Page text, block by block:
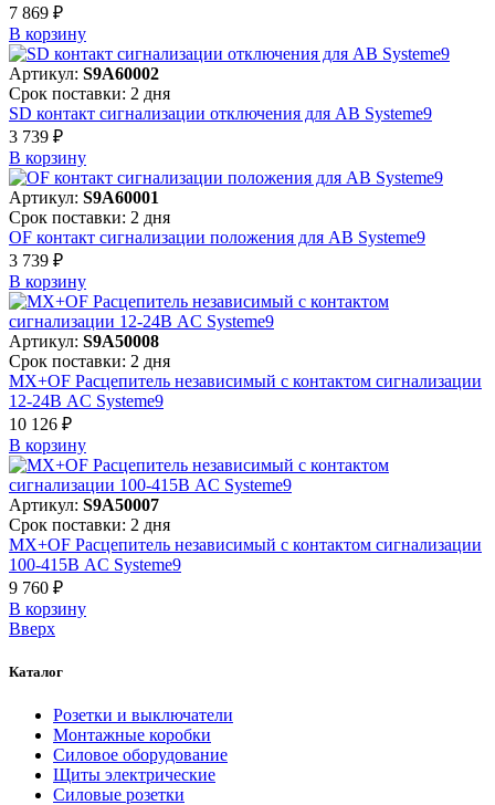
7 869 ₽
В корзинy
Артикул: S9A60002
Срок поставки: 2 дня
SD контакт сигнализации отключения для АВ Systeme9
3 739 ₽
В корзинy
Артикул: S9A60001
Срок поставки: 2 дня
OF контакт сигнализации положения для АВ Systeme9
3 739 ₽
В корзинy
Артикул: S9A50008
Срок поставки: 2 дня
MX+OF Расцепитель независимый с контактом сигнализации
12-24В AC Systeme9
10 126 ₽
В корзинy
Артикул: S9A50007
Срок поставки: 2 дня
MX+OF Расцепитель независимый с контактом сигнализации
100-415В AC Systeme9
9 760 ₽
В корзинy
Вверх
Каталог
Розетки и выключатели
Монтажные коробки
Силовое оборудование
Щиты электрические
Силовые розетки